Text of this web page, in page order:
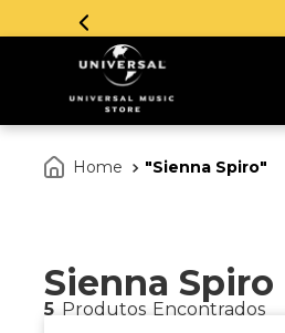
Sienna Spiro
Sienna Spiro
5 Produtos